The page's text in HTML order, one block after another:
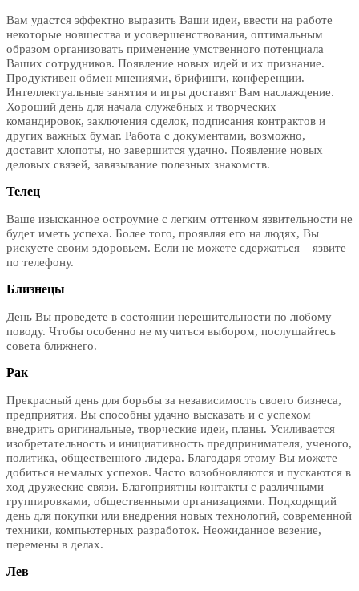
Вам удастся эффектно выразить Ваши идеи, ввести на работе
некоторые новшества и усовершенствования, оптимальным
образом организовать применение умственного потенциала
Ваших сотрудников. Появление новых идей и их признание.
Продуктивен обмен мнениями, брифинги, конференции.
Интеллектуальные занятия и игры доставят Вам наслаждение.
Хороший день для начала служебных и творческих
командировок, заключения сделок, подписания контрактов и
других важных бумаг. Работа с документами, возможно,
доставит хлопоты, но завершится удачно. Появление новых
деловых связей, завязывание полезных знакомств.
Телец
Ваше изысканное остроумие с легким оттенком язвительности не
будет иметь успеха. Более того, проявляя его на людях, Вы
рискуете своим здоровьем. Если не можете сдержаться – язвите
по телефону.
Близнецы
День Вы проведете в состоянии нерешительности по любому
поводу. Чтобы особенно не мучиться выбором, послушайтесь
совета ближнего.
Рак
Прекрасный день для борьбы за независимость своего бизнеса,
предприятия. Вы способны удачно высказать и с успехом
внедрить оригинальные, творческие идеи, планы. Усиливается
изобретательность и инициативность предпринимателя, ученого,
политика, общественного лидера. Благодаря этому Вы можете
добиться немалых успехов. Часто возобновляются и пускаются в
ход дружеские связи. Благоприятны контакты с различными
группировками, общественными организациями. Подходящий
день для покупки или внедрения новых технологий, современной
техники, компьютерных разработок. Неожиданное везение,
перемены в делах.
Лев